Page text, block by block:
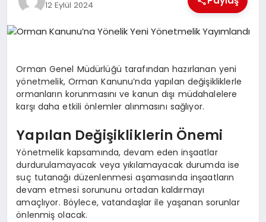
DÜNYA
EĞITIM
SIYASET
12 Eylül 2024
Orman Genel Müdürlüğü tarafından hazırlanan yeni
yönetmelik, Orman Kanunu’nda yapılan değişikliklerle
ormanların korunmasını ve kanun dışı müdahalelere
karşı daha etkili önlemler alınmasını sağlıyor.
Yapılan Değişikliklerin Önemi
Yönetmelik kapsamında, devam eden inşaatlar
durdurulamayacak veya yıkılamayacak durumda ise
suç tutanağı düzenlenmesi aşamasında inşaatların
devam etmesi sorununu ortadan kaldırmayı
amaçlıyor. Böylece, vatandaşlar ile yaşanan sorunlar
önlenmiş olacak.